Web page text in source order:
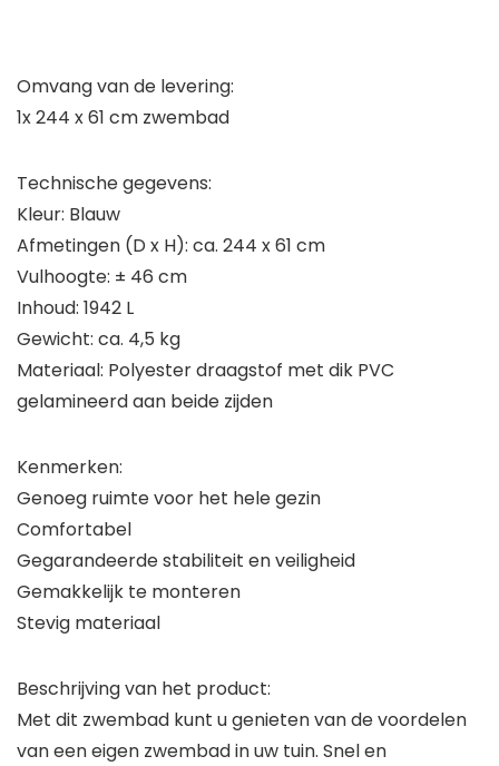
Omvang van de levering:
1x 244 x 61 cm zwembad
Technische gegevens:
Kleur: Blauw
Afmetingen (D x H): ca. 244 x 61 cm
Vulhoogte: ± 46 cm
Inhoud: 1942 L
Gewicht: ca. 4,5 kg
Materiaal: Polyester draagstof met dik PVC
gelamineerd aan beide zijden
Kenmerken:
Genoeg ruimte voor het hele gezin
Comfortabel
Gegarandeerde stabiliteit en veiligheid
Gemakkelijk te monteren
Stevig materiaal
Beschrijving van het product:
Met dit zwembad kunt u genieten van de voordelen
van een eigen zwembad in uw tuin. Snel en